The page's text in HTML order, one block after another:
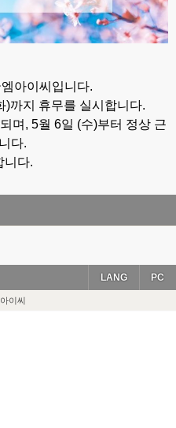
아이씨입니다.
)까지 휴무를 실시합니다.
며, 5월 6일 (수)부터 정상 근
다.
니다.
PC
LANG
이씨